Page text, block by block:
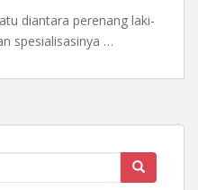
diantara perenang laki-
spesialisasinya …